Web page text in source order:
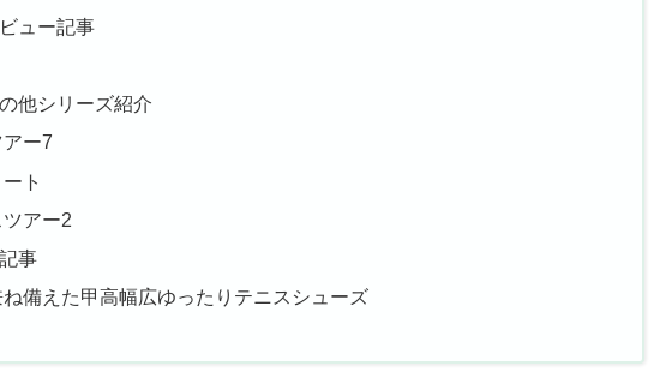
ュー記事
他シリーズ紹介
ー7
ト
アー2
事
備えた甲高幅広ゆったりテニスシューズ